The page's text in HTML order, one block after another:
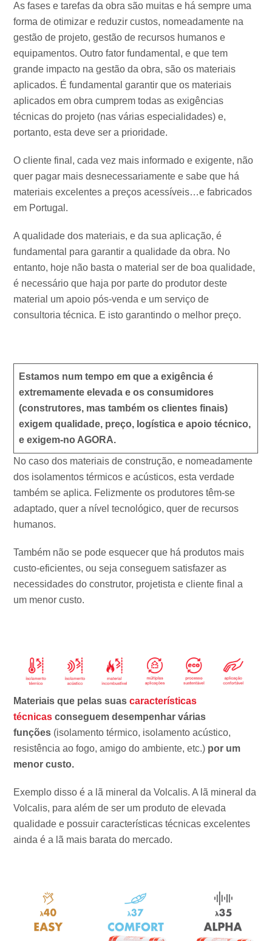
As fases e tarefas da obra são muitas e há sempre uma
forma de otimizar e reduzir custos, nomeadamente na
gestão de projeto, gestão de recursos humanos e
equipamentos. Outro fator fundamental, e que tem
grande impacto na gestão da obra, são os materiais
aplicados. É fundamental garantir que os materiais
aplicados em obra cumprem todas as exigências
técnicas do projeto (nas várias especialidades) e,
portanto, esta deve ser a prioridade.
O cliente final, cada vez mais informado e exigente, não
quer pagar mais desnecessariamente e sabe que há
materiais excelentes a preços acessíveis…e fabricados
em Portugal.
A qualidade dos materiais, e da sua aplicação, é
fundamental para garantir a qualidade da obra. No
entanto, hoje não basta o material ser de boa qualidade,
é necessário que haja por parte do produtor deste
material um apoio pós-venda e um serviço de
consultoria técnica. E isto garantindo o melhor preço.
Estamos num tempo em que a exigência é
extremamente elevada e os consumidores
(construtores, mas também os clientes finais)
exigem qualidade, preço, logística e apoio técnico,
e exigem-no AGORA.
No caso dos materiais de construção, e nomeadamente
dos isolamentos térmicos e acústicos, esta verdade
também se aplica. Felizmente os produtores têm-se
adaptado, quer a nível tecnológico, quer de recursos
humanos.
Também não se pode esquecer que há produtos mais
custo-eficientes, ou seja conseguem satisfazer as
necessidades do construtor, projetista e cliente final a
um menor custo.
Materiais que pelas suascaracterísticas
técnicas conseguem desempenhar várias
funções (isolamento térmico, isolamento acústico,
resistência ao fogo, amigo do ambiente, etc.) por um
menor custo.
Exemplo disso é a lã mineral da Volcalis. A lã mineral da
Volcalis, para além de ser um produto de elevada
qualidade e possuir características técnicas excelentes
ainda é a lã mais barata do mercado.